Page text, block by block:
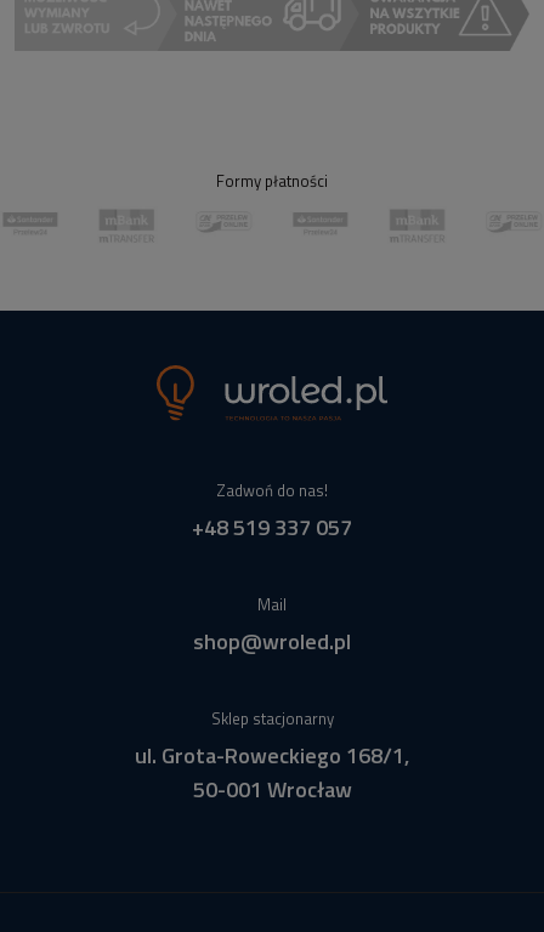
Formy płatności
Zadwoń do nas!
+48 519 337 057
Mail
shop@wroled.pl
Sklep stacjonarny
ul. Grota-Roweckiego 168/1,
50-001 Wrocław